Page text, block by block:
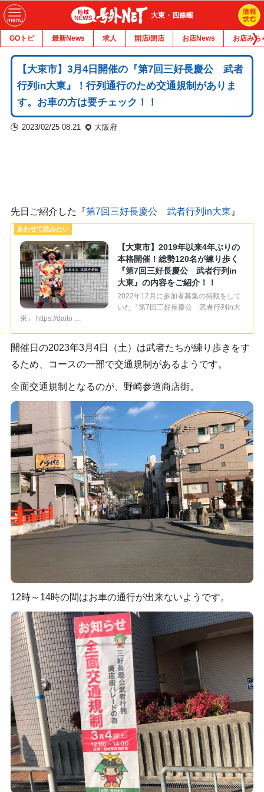
大東・四條畷
GOトピ 最新News 求人 開店/閉店 お店News お店みち
【大東市】3月4日開催の『第7回三好長慶公 武者
行列in大東』！行列通行のため交通規制がありま
す。お車の方は要チェック！！
2023/02/25 08:21 大阪府
先日ご紹介した『第7回三好長慶公 武者行列in大東 』
【大東市】2019年以来4年ぶりの
本格開催！総勢120名が練り歩く
『第7回三好長慶公 武者行列in
大東』の内容をご紹介！！
2022年12月に参加者募集の掲載をして
いた『第7回三好長慶公 武者行列in大
東』 https://daito …
開催日の2023年3月4日（土）は武者たちが練り歩きをす
るため、コースの一部で交通規制があるようです。
全面交通規制となるのが、野崎参道商店街。
12時～14時の間はお車の通行が出来ないようです。